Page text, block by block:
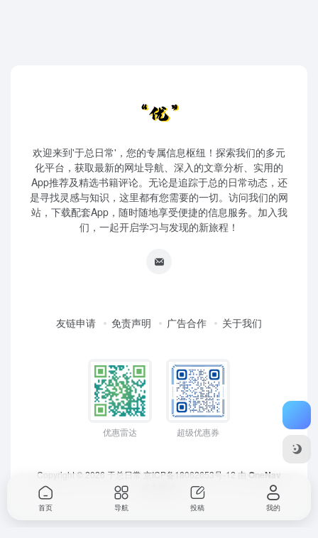
欢迎来到'于总日常'，您的专属信息枢纽！探索我们的多元
化平台，获取最新的网址导航、深入的文章分析、实用的
App推荐及精选书籍评论。无论是追踪于总的日常动态，还
是寻找灵感与知识，这里都有您需要的一切。访问我们的网
站，下载配套App，随时随地享受便捷的信息服务。加入我
们，一起开启学习与发现的新旅程！
友链申请 免责声明 广告合作 关于我们
优惠雷达 超级优惠券
Copyright © 2026 于总日常 京ICP备18062653号-12 由 OneNav
首页 导航 投稿 我的